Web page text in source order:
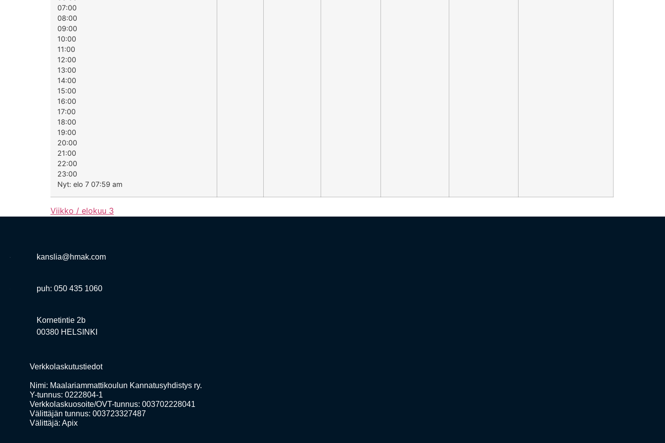
07:00
08:00
09:00
10:00
11:00
12:00
13:00
14:00
15:00
16:00
17:00
18:00
19:00
20:00
21:00
22:00
23:00
Nyt: elo 7 07:59 am
Viikko / elokuu 3
kanslia@hmak.com
puh: 050 435 1060
Kornetintie 2b
00380 HELSINKI
Verkkolaskutustiedot
Nimi: Maalariammattikoulun Kannatusyhdistys ry.
Y-tunnus: 0222804-1
Verkkolaskuosoite/OVT-tunnus: 003702228041
Välittäjän tunnus: 003723327487
Välittäjä: Apix